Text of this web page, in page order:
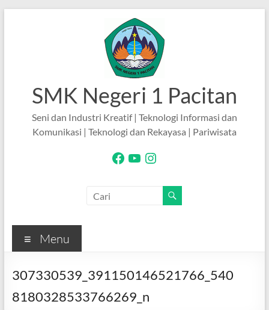
SMK Negeri 1 Pacitan
Seni dan Industri Kreatif | Teknologi Informasi dan
Komunikasi | Teknologi dan Rekayasa | Pariwisata
Facebook
YouTubeInstagram
Menu
307330539_391150146521766_540
8180328533766269_n